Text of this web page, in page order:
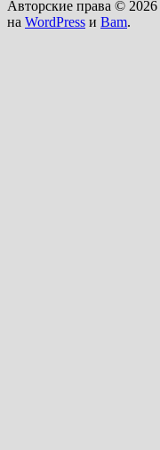
Авторские права © 2026
на WordPress и Bam.